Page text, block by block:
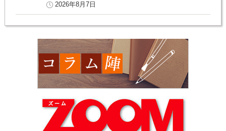
2026年8月7日